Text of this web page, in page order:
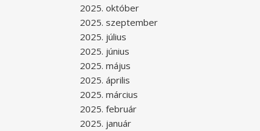
2025. október
2025. szeptember
2025. július
2025. június
2025. május
2025. április
2025. március
2025. február
2025. január